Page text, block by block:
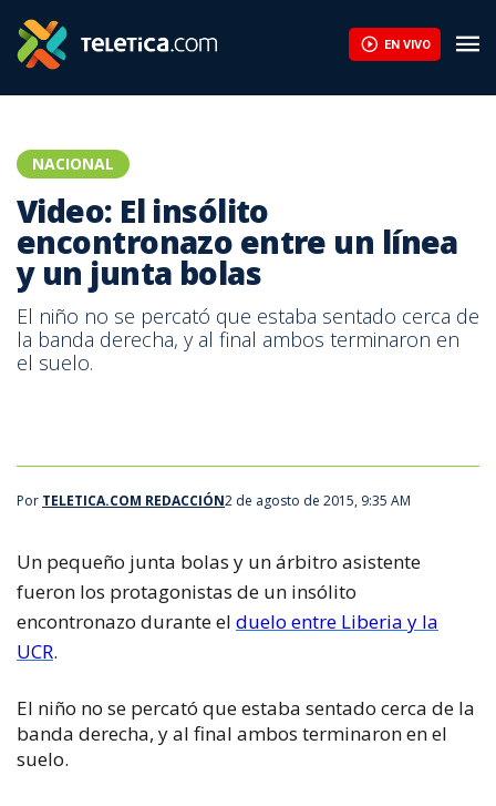
EN VIVO
NACIONAL
Video: El insólito
encontronazo entre un línea
y un junta bolas
El niño no se percató que estaba sentado cerca de
la banda derecha, y al final ambos terminaron en
el suelo.
Por TELETICA.COM REDACCIÓN2 de agosto de 2015, 9:35 AM
Un pequeño junta bolas y un árbitro asistente
fueron los protagonistas de un insólito
encontronazo durante el duelo entre Liberia y la
UCR.
El niño no se percató que estaba sentado cerca de la
banda derecha, y al final ambos terminaron en el
suelo.